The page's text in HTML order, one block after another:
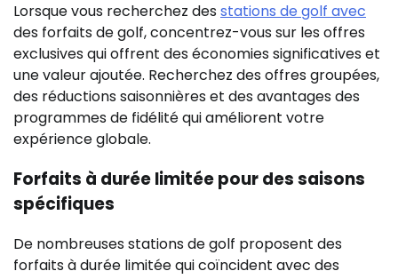
Lorsque vous recherchez desstations de golf avec
des forfaits de golf, concentrez-vous sur les offres
exclusives qui offrent des économies significatives et
une valeur ajoutée. Recherchez des offres groupées,
des réductions saisonnières et des avantages des
programmes de fidélité qui améliorent votre
expérience globale.
Forfaits à durée limitée pour des saisons
spécifiques
De nombreuses stations de golf proposent des
forfaits à durée limitée qui coïncident avec des